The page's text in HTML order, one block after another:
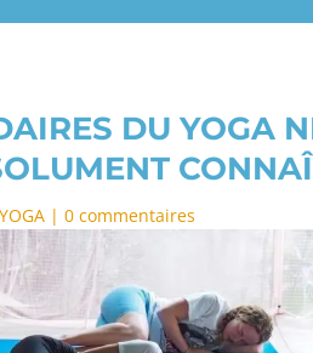
DU YOGA
YOGA |0 commentaires